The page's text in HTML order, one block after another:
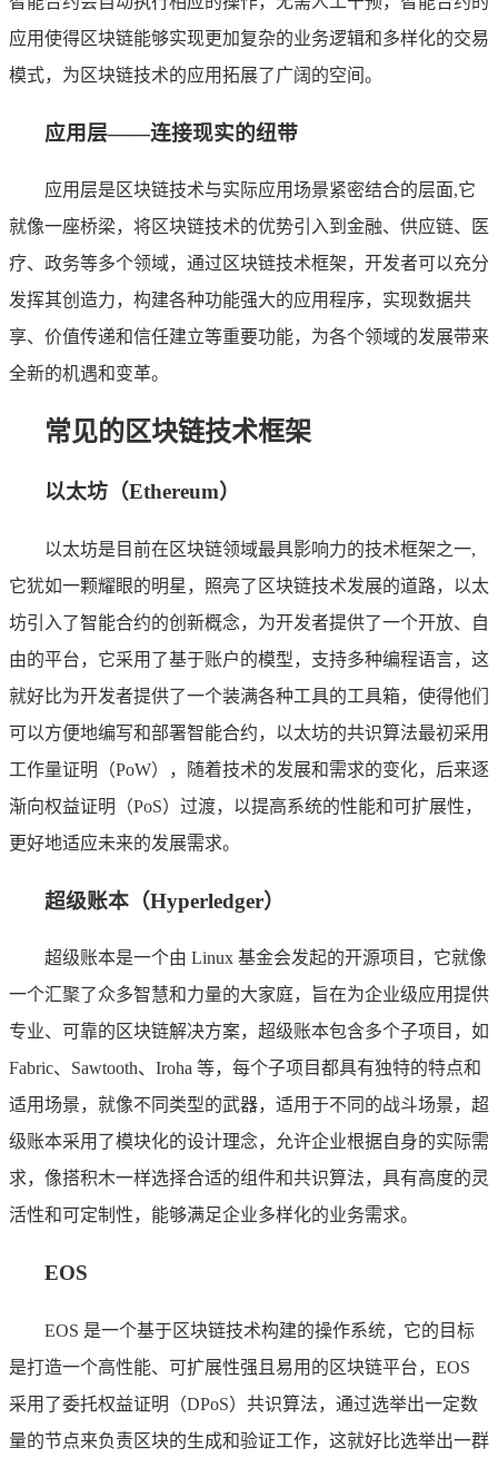
应用使得区块链能够实现更加复杂的业务逻辑和多样化的交易
模式，为区块链技术的应用拓展了广阔的空间。
应用层——连接现实的纽带
应用层是区块链技术与实际应用场景紧密结合的层面,它
就像一座桥梁，将区块链技术的优势引入到金融、供应链、医
疗、政务等多个领域，通过区块链技术框架，开发者可以充分
发挥其创造力，构建各种功能强大的应用程序，实现数据共
享、价值传递和信任建立等重要功能，为各个领域的发展带来
全新的机遇和变革。
常见的区块链技术框架
以太坊（Ethereum）
以太坊是目前在区块链领域最具影响力的技术框架之一,
它犹如一颗耀眼的明星，照亮了区块链技术发展的道路，以太
坊引入了智能合约的创新概念，为开发者提供了一个开放、自
由的平台，它采用了基于账户的模型，支持多种编程语言，这
就好比为开发者提供了一个装满各种工具的工具箱，使得他们
可以方便地编写和部署智能合约，以太坊的共识算法最初采用
工作量证明（PoW），随着技术的发展和需求的变化，后来逐
渐向权益证明（PoS）过渡，以提高系统的性能和可扩展性，
更好地适应未来的发展需求。
超级账本（Hyperledger）
超级账本是一个由 Linux 基金会发起的开源项目，它就像
一个汇聚了众多智慧和力量的大家庭，旨在为企业级应用提供
专业、可靠的区块链解决方案，超级账本包含多个子项目，如
Fabric、Sawtooth、Iroha 等，每个子项目都具有独特的特点和
适用场景，就像不同类型的武器，适用于不同的战斗场景，超
级账本采用了模块化的设计理念，允许企业根据自身的实际需
求，像搭积木一样选择合适的组件和共识算法，具有高度的灵
活性和可定制性，能够满足企业多样化的业务需求。
EOS
EOS 是一个基于区块链技术构建的操作系统，它的目标
是打造一个高性能、可扩展性强且易用的区块链平台，EOS
采用了委托权益证明（DPoS）共识算法，通过选举出一定数
量的节点来负责区块的生成和验证工作，这就好比选举出一群